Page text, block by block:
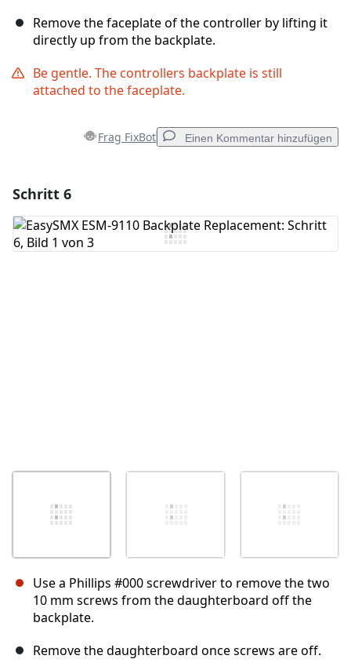
Remove the faceplate of the controller by lifting it
directly up from the backplate.
Be gentle. The controllers backplate is still
attached to the faceplate.
Frag FixBot Einen Kommentar hinzufügen
Kommentar hinzufügen
Schritt 6
Use a Phillips #000 screwdriver to remove the two
10 mm screws from the daughterboard off the
backplate.
Remove the daughterboard once screws are off.